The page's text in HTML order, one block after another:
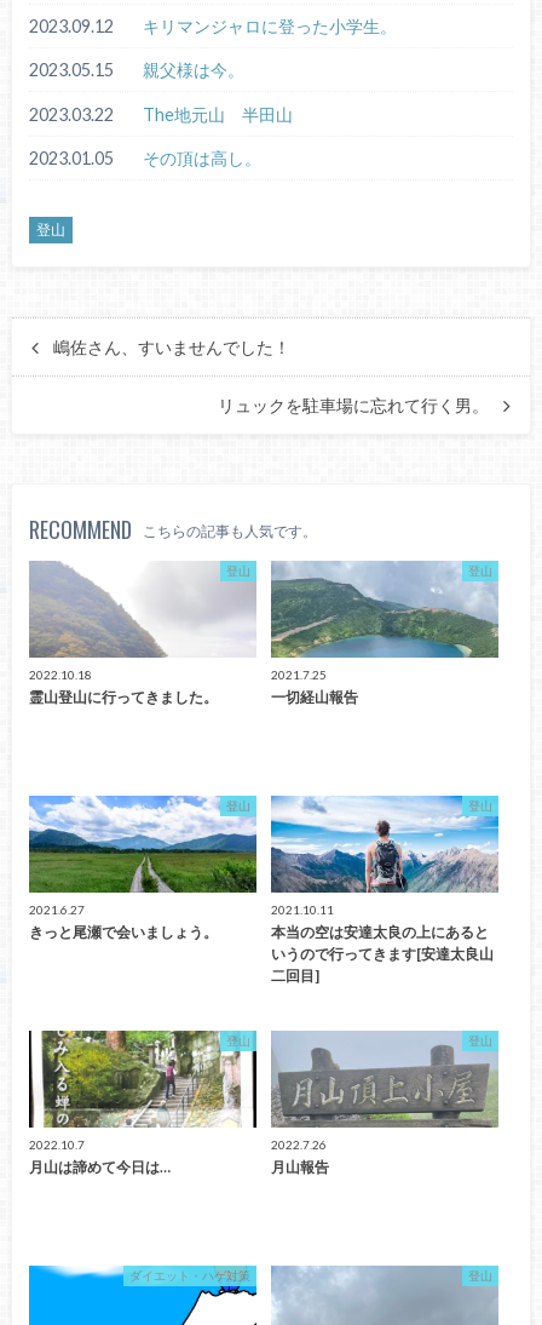
2023.09.12 キリマンジャロに登った小学生。
2023.05.15 親父様は今。
2023.03.22 The地元山 半田山
2023.01.05 その頂は高し。
登山
嶋佐さん、すいませんでした！
リュックを駐車場に忘れて行く男。
RECOMMEND こちらの記事も人気です。
登山
2022.10.18
霊山登山に行ってきました。
登山
2021.7.25
一切経山報告
登山
2021.6.27
きっと尾瀬で会いましょう。
登山
2021.10.11
本当の空は安達太良の上にあると
いうので行ってきます[安達太良山
二回目]
登山
2022.10.7
月山は諦めて今日は…
登山
2022.7.26
月山報告
ダイエット・ハゲ対策 登山